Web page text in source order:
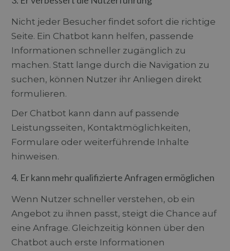
Nicht jeder Besucher findet sofort die richtige
Seite. Ein Chatbot kann helfen, passende
Informationen schneller zugänglich zu
machen. Statt lange durch die Navigation zu
suchen, können Nutzer ihr Anliegen direkt
formulieren.
Der Chatbot kann dann auf passende
Leistungsseiten, Kontaktmöglichkeiten,
Formulare oder weiterführende Inhalte
hinweisen.
4. Er kann mehr qualifizierte Anfragen ermöglichen
Wenn Nutzer schneller verstehen, ob ein
Angebot zu ihnen passt, steigt die Chance auf
eine Anfrage. Gleichzeitig können über den
Chatbot auch erste Informationen